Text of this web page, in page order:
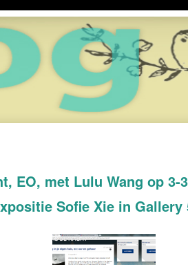
EO, met Lulu Wang op 3-
Sofie Xie in Gallery